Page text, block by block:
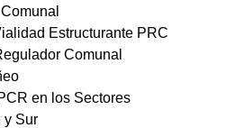
Estructurante PRC
Comunal
en los Sectores
y Sur